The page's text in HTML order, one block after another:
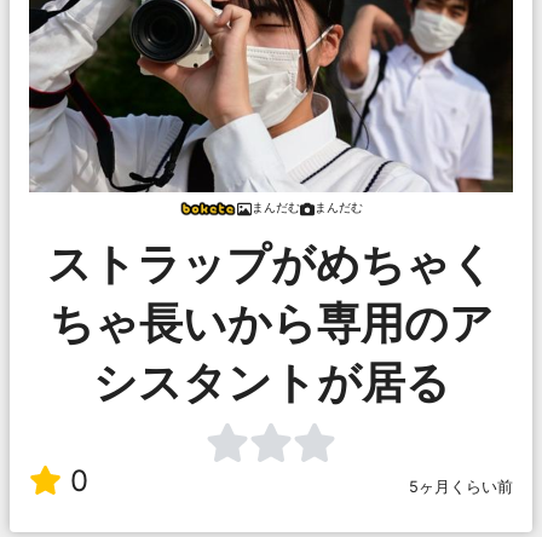
まんだむ まんだむ
ストラップがめちゃく
ちゃ長いから専用のア
シスタントが居る
0 5ヶ月くらい前